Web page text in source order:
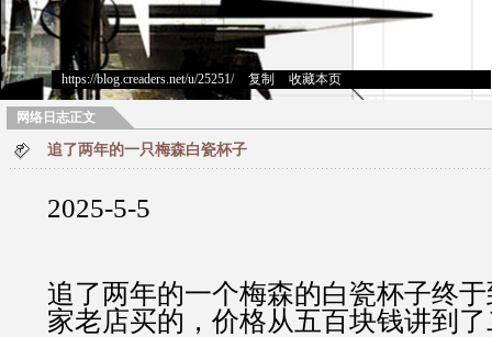
https://blog.creaders.net/u/25251/> 复制 收藏本页
网络日志正文
追了两年的一只梅森白瓷杯子
2025-5-5
追了两年的一个梅森的白瓷杯子终
家老店买的，价格从五百块钱讲到